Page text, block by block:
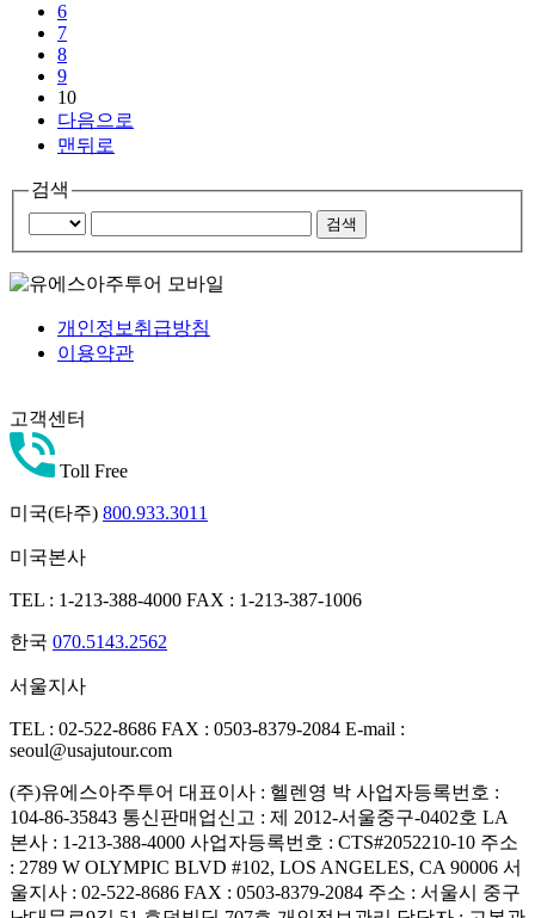
6
7
8
9
10
다음으로
맨뒤로
검색
개인정보취급방침
이용약관
고객센터
Toll Free
미국(타주) 800.933.3011
미국본사
TEL : 1-213-388-4000 FAX : 1-213-387-1006
한국 070.5143.2562
서울지사
TEL : 02-522-8686 FAX : 0503-8379-2084 E-mail :
seoul@usajutour.com
(주)유에스아주투어 대표이사 : 헬렌영 박 사업자등록번호 :
104-86-35843 통신판매업신고 : 제 2012-서울중구-0402호 LA
본사 : 1-213-388-4000 사업자등록번호 : CTS#2052210-10 주소
: 2789 W OLYMPIC BLVD #102, LOS ANGELES, CA 90006 서
울지사 : 02-522-8686 FAX : 0503-8379-2084 주소 : 서울시 중구